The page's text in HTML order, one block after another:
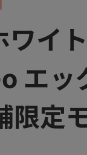
ワイ
エッ
限定